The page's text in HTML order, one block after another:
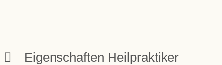
Eigenschaften Heilpraktiker